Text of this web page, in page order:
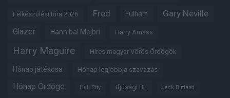
Felkészülési túra 2026 Fred Fulham Gary Neville
Glazer Hannibal Mejbri Harry Amass
Harry Maguire Híres magyar Vörös Ördögök
Hónap játékosa Hónap legjobbja szavazás
Hónap Ördöge Hull City Ifjúsági BL Jack Butland